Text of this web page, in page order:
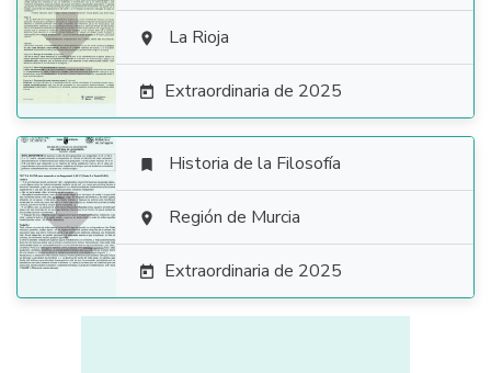
  La Rioja
 Extraordinaria de 2025

 Historia de la Filosofía
 Región de Murcia
 Extraordinaria de 2025